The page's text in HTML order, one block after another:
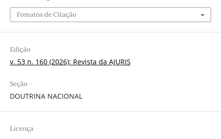
Fomatos de Citação
Edição
v. 53 n. 160 (2026): Revista da AJURIS
Seção
DOUTRINA NACIONAL
Licença